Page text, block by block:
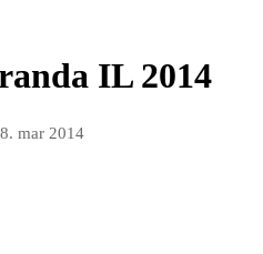
IL 2014
mar 2014